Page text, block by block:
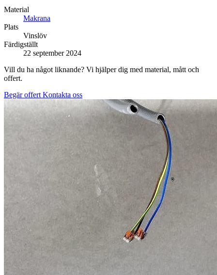
Material
Makrana
Plats
Vinslöv
Färdigställt
22 september 2024
Vill du ha något liknande? Vi hjälper dig med material, mått och
offert.
Begär offert Kontakta oss